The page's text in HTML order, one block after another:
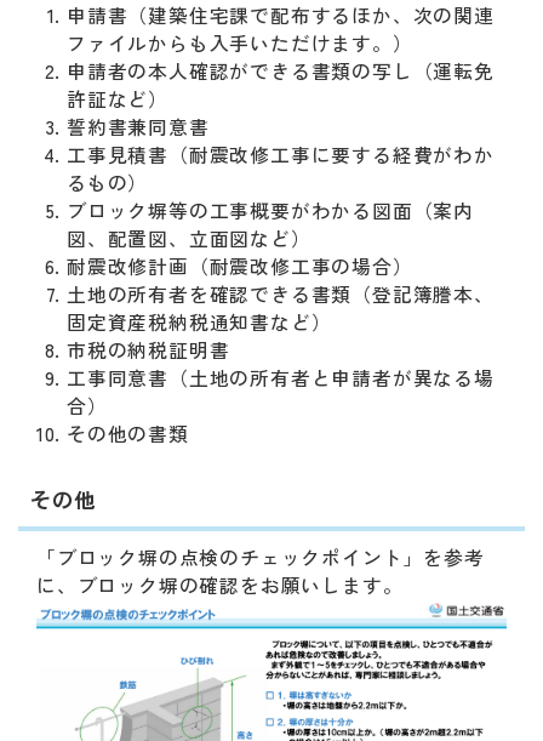
申請書（建築住宅課で配布するほか、次の関連
ファイルからも入手いただけます。）
申請者の本人確認ができる書類の写し（運転免
許証など）
誓約書兼同意書
工事見積書（耐震改修工事に要する経費がわか
るもの）
ブロック塀等の工事概要がわかる図面（案内
図、配置図、立面図など）
耐震改修計画（耐震改修工事の場合）
土地の所有者を確認できる書類（登記簿謄本、
固定資産税納税通知書など）
市税の納税証明書
工事同意書（土地の所有者と申請者が異なる場
合）
その他の書類
その他
「ブロック塀の点検のチェックポイント」を参考
に、ブロック塀の確認をお願いします。